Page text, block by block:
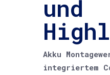
und
Akku
integriertem